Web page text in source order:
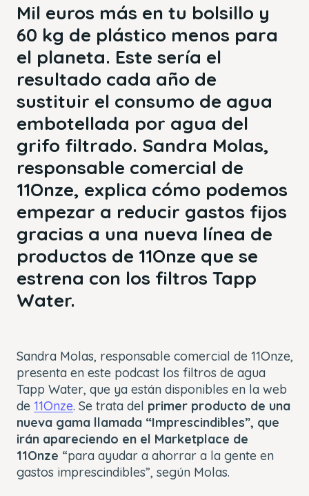
Mil euros más en tu bolsillo y
60 kg de plástico menos para
el planeta. Este sería el
resultado cada año de
sustituir el consumo de agua
embotellada por agua del
grifo filtrado. Sandra Molas,
responsable comercial de
11Onze, explica cómo podemos
empezar a reducir gastos fijos
gracias a una nueva línea de
productos de 11Onze que se
estrena con los filtros Tapp
Water.
Sandra Molas, responsable comercial de 11Onze,
presenta en este podcast los filtros de agua
Tapp Water, que ya están disponibles en la web
de 11Onze. Se trata del primer producto de una
nueva gama llamada “Imprescindibles”, que
irán apareciendo en el Marketplace de
11Onze “para ayudar a ahorrar a la gente en
gastos imprescindibles”, según Molas.